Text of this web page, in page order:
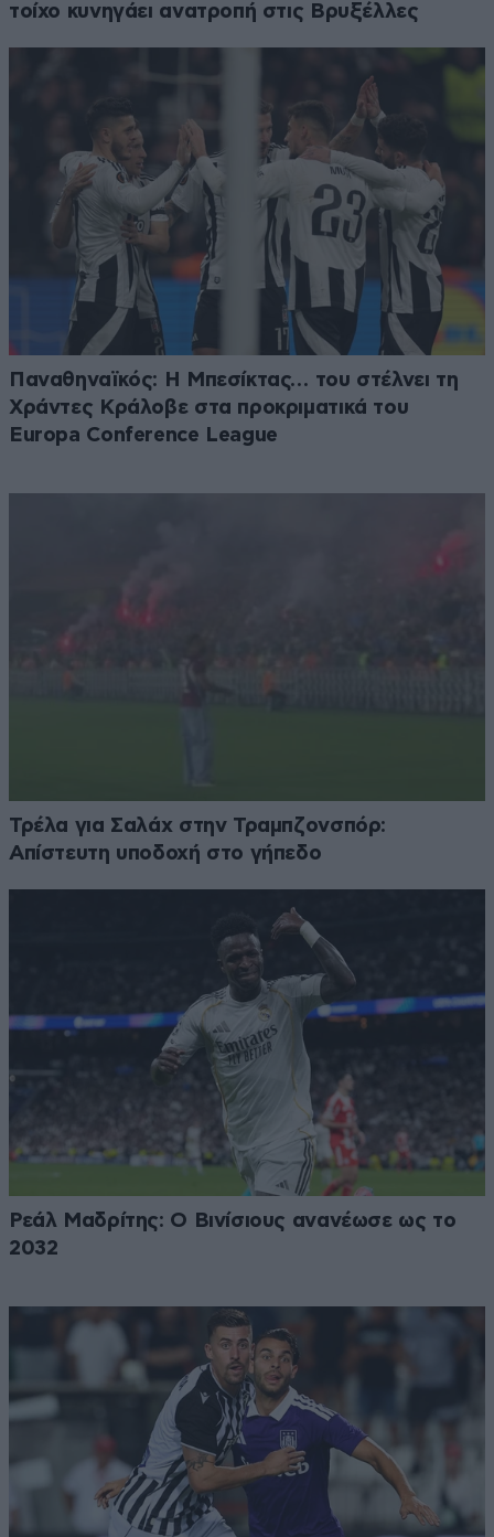
τοίχο κυνηγάει ανατροπή στις Βρυξέλλες
Παναθηναϊκός: Η Μπεσίκτας… του στέλνει τη
Χράντες Κράλοβε στα προκριματικά του
Europa Conference League
Τρέλα για Σαλάχ στην Τραμπζονσπόρ:
Απίστευτη υποδοχή στο γήπεδο
Ρεάλ Μαδρίτης: Ο Βινίσιους ανανέωσε ως το
2032